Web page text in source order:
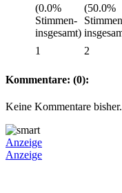
1 2
Kommentare: (0):
Keine Kommentare bisher.
Anzeige
Anzeige